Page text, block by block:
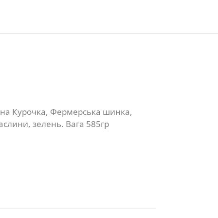
Курочка, Фермерська шинка,
зелень. Вага 585гр